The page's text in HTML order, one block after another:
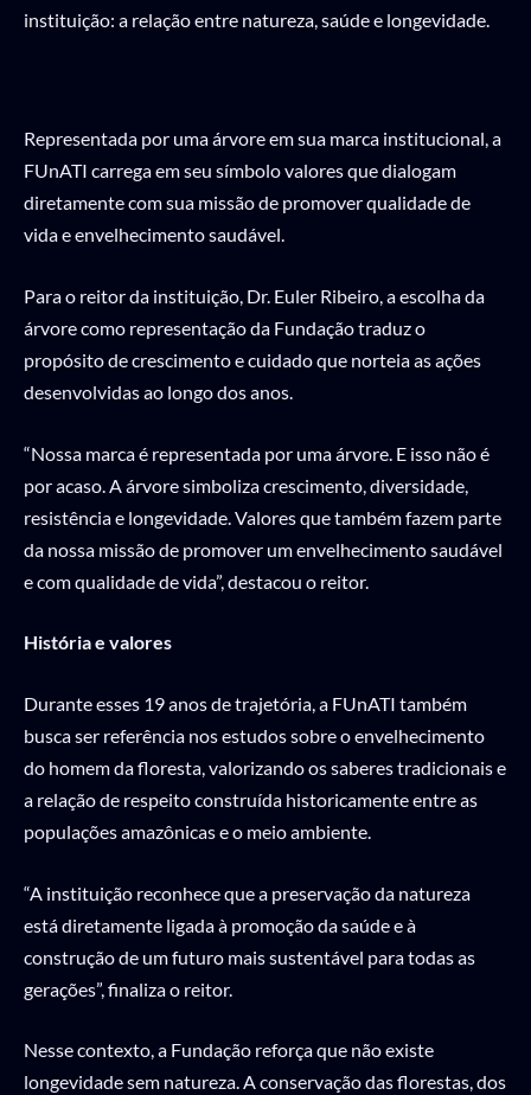
instituição: a relação entre natureza, saúde e longevidade.
Representada por uma árvore em sua marca institucional, a
FUnATI carrega em seu símbolo valores que dialogam
diretamente com sua missão de promover qualidade de
vida e envelhecimento saudável.
Para o reitor da instituição, Dr. Euler Ribeiro, a escolha da
árvore como representação da Fundação traduz o
propósito de crescimento e cuidado que norteia as ações
desenvolvidas ao longo dos anos.
“Nossa marca é representada por uma árvore. E isso não é
por acaso. A árvore simboliza crescimento, diversidade,
resistência e longevidade. Valores que também fazem parte
da nossa missão de promover um envelhecimento saudável
e com qualidade de vida”, destacou o reitor.
História e valores
Durante esses 19 anos de trajetória, a FUnATI também
busca ser referência nos estudos sobre o envelhecimento
do homem da floresta, valorizando os saberes tradicionais e
a relação de respeito construída historicamente entre as
populações amazônicas e o meio ambiente.
“A instituição reconhece que a preservação da natureza
está diretamente ligada à promoção da saúde e à
construção de um futuro mais sustentável para todas as
gerações”, finaliza o reitor.
Nesse contexto, a Fundação reforça que não existe
longevidade sem natureza. A conservação das florestas, dos